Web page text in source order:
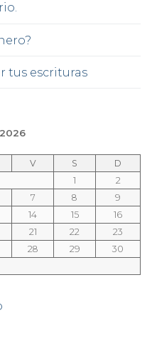
tus escrituras
V S
D
1
2
7 8
9
14 15
16
21 22
23
28 29
30